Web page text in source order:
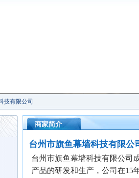
技有限公司
商家简介
台州市旗鱼幕墙科技有限公
台州市旗鱼幕墙科技有限公司
产品的研发和生产，公司在15